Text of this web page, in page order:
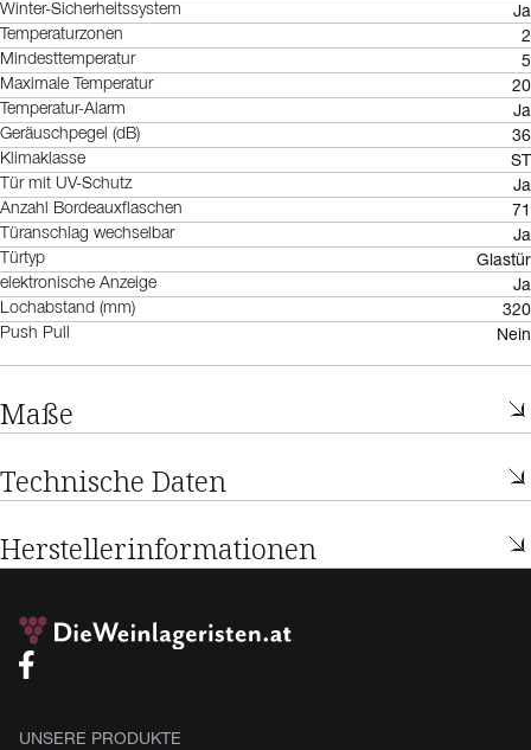
Winter-Sicherheitssystem Ja
Temperaturzonen 2
Mindesttemperatur 5
Maximale Temperatur 20
Temperatur-Alarm Ja
Geräuschpegel (dB) 36
Klimaklasse ST
Tür mit UV-Schutz Ja
Anzahl Bordeauxflaschen 71
Türanschlag wechselbar Ja
Türtyp Glastür
elektronische Anzeige Ja
Lochabstand (mm) 320
Push Pull Nein
Maße
Technische Daten
Herstellerinformationen
UNSERE PRODUKTE